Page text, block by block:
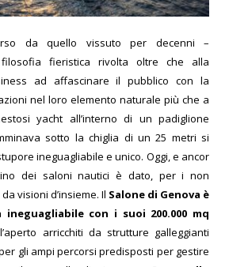
da quello vissuto per decenni –
fieristica rivolta oltre che alla
ad affascinare il pubblico con la
nel loro elemento naturale più che a
yacht all’interno di un padiglione
sotto la chiglia di un 25 metri si
ineguagliabile e unico. Oggi, e ancor
dei saloni nautici è dato, per i non
visioni d’insieme. Il Salone di Genova è
con i suoi 200.000 mq
arricchiti da strutture galleggianti
gli ampi percorsi predisposti per gestire